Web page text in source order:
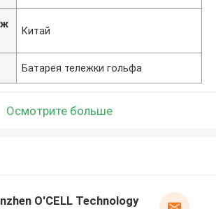
Китай
Батарея тележки гольфа
Осмотрите больше
O'CELL Technology